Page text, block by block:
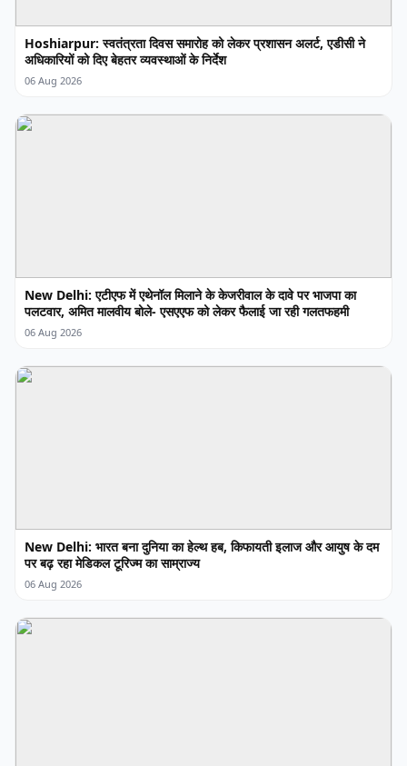
Hoshiarpur: स्वतंत्रता दिवस समारोह को लेकर प्रशासन अलर्ट, एडीसी ने
अधिकारियों को दिए बेहतर व्यवस्थाओं के निर्देश
06 Aug 2026
New Delhi: एटीएफ में एथेनॉल मिलाने के केजरीवाल के दावे पर भाजपा का
पलटवार, अमित मालवीय बोले- एसएएफ को लेकर फैलाई जा रही गलतफहमी
06 Aug 2026
New Delhi: भारत बना दुनिया का हेल्थ हब, किफायती इलाज और आयुष के दम
पर बढ़ रहा मेडिकल टूरिज्म का साम्राज्य
06 Aug 2026